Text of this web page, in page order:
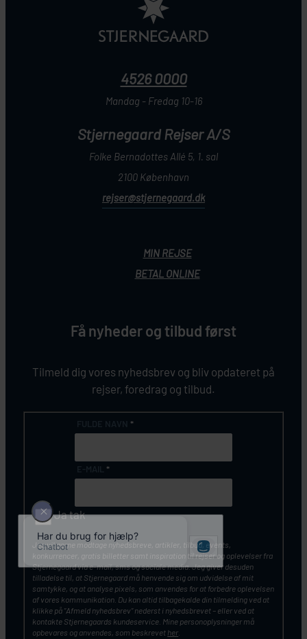
4526 0000
Mandag - Fredag 10-16
Stjernegaard Rejser A/S
Folke Bernadottes Allé 5, 1. sal
2100 København
rejser@stjernegaard.dk
MIN REJSE
BETAL ONLINE
Få nyheder og tilbud først
Tilmeld dig vores nyhedsbrev og bliv opdateret på
rejser, foredrag og tilbud.
*
*
Ja tak
Jeg vil gerne modtage nyhedsbreve, artikler, tilbud, events,
konkurrencer, gratis billetter samt inspiration til rejser og oplevelser fra
Stjernegaard via e-mail, sms og sociale media. Jeg giver desuden
tilladelse til, at Stjernegaard må henvende sig om udvidelse af mit
samtykke, og at analyse pixels, som anvendes for at forbedre oplevelsen
af vores kommunikation. Du kan altid tilbagekalde din tilmelding ved at
klikke på ”Afmeld nyhedsbrev” nederst i nyhedsbrevet – eller ved at
kontakte Stjernegaards kundeservice. Mine personoplysninger må
opbevares og anvendes, som beskrevet her